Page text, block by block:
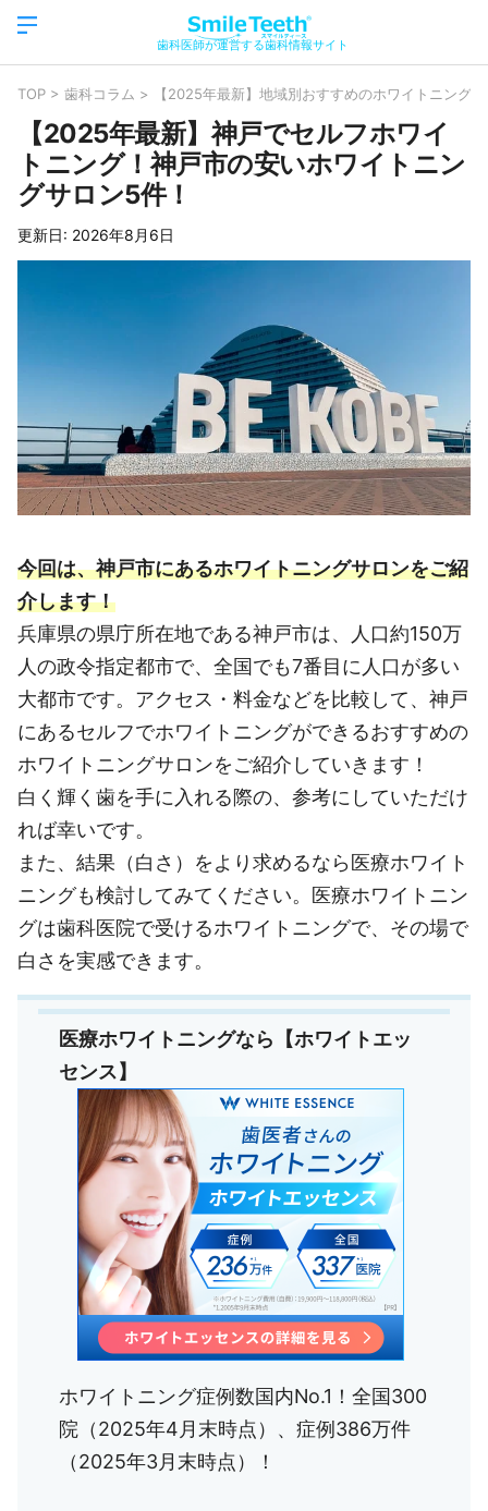
歯科医師が運営する歯科情報サイト
TOP > 歯科コラム > 【2025年最新】地域別おすすめのホワイトニング
【2025年最新】神戸でセルフホワイ
トニング！神戸市の安いホワイトニン
グサロン5件！
更新日: 2026年8月6日
今回は、神戸市にあるホワイトニングサロンをご紹
介します！
兵庫県の県庁所在地である神戸市は、人口約150万
人の政令指定都市で、全国でも7番目に人口が多い
大都市です。アクセス・料金などを比較して、神戸
にあるセルフでホワイトニングができるおすすめの
ホワイトニングサロンをご紹介していきます！
白く輝く歯を手に入れる際の、参考にしていただけ
れば幸いです。
また、結果（白さ）をより求めるなら医療ホワイト
ニングも検討してみてください。医療ホワイトニン
グは歯科医院で受けるホワイトニングで、その場で
白さを実感できます。
医療ホワイトニングなら【ホワイトエッ
センス】
ホワイトニング症例数国内No.1！全国300
院（2025年4月末時点）、症例386万件
（2025年3月末時点）！